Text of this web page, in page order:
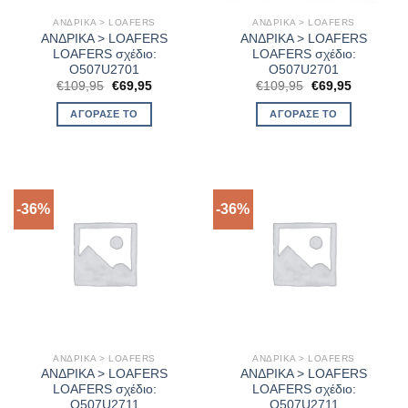
ΑΝΔΡΙΚΑ > LOAFERS
ΑΝΔΡΙΚΑ > LOAFERS
LOAFERS σχέδιο:
O507U2701
€109,95 Original
was:
€109,95.
€69,95Η
ΑΓΌΡΑΣΈ ΤΟ
ΑΝΔΡΙΚΑ > LOAFERS
ΑΝΔΡΙΚΑ > LOAFERS
LOAFERS σχέδιο:
O507U2701
€109,95 Original
was:
€109,95.
€69,95Η
ΑΓΌΡΑΣΈ ΤΟ
-36%
ΑΝΔΡΙΚΑ > LOAFERS
ΑΝΔΡΙΚΑ > LOAFERS
LOAFERS σχέδιο:
O507U2711
-36%
ΑΝΔΡΙΚΑ > LOAFERS
ΑΝΔΡΙΚΑ > LOAFERS
LOAFERS σχέδιο:
O507U2711